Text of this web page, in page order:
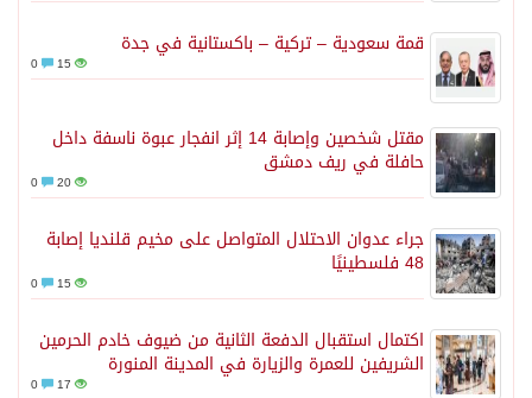
قمة سعودية – تركية – باكستانية في جدة
15
مقتل شخصين وإصابة 14 إثر انفجار عبوة ناسفة داخل
حافلة في ريف دمشق
20
جراء عدوان الاحتلال المتواصل على مخيم قلنديا إصابة
48 فلسطينيًا
15
اكتمال استقبال الدفعة الثانية من ضيوف خادم الحرمين
الشريفين للعمرة والزيارة في المدينة المنورة
17